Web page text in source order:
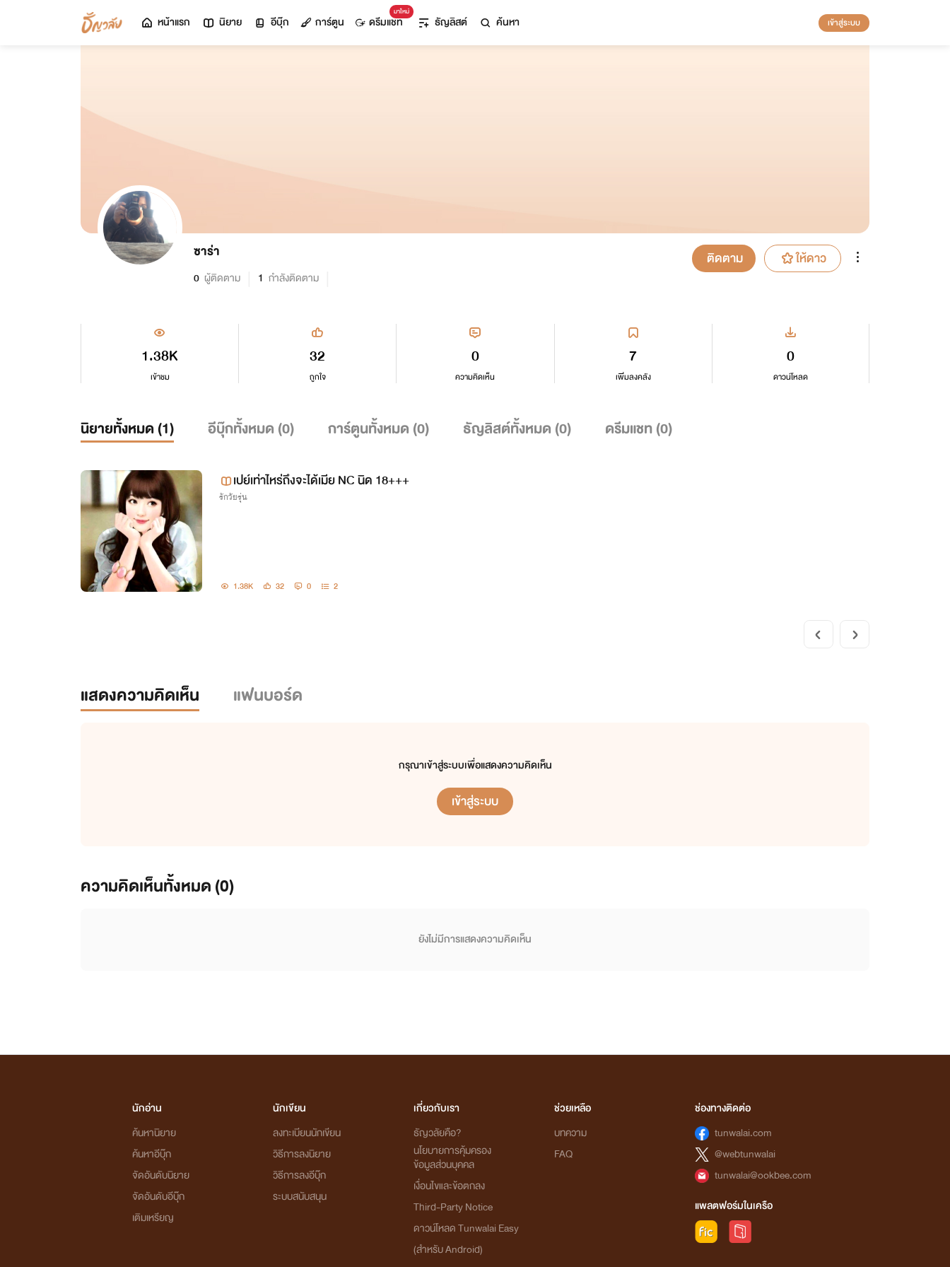
หน้าแรก นิยาย อีบุ๊ก การ์ตูน
มาใหม่
ดรีมแชท ธัญลิสต์ ค้นหา เข้าสู่ระบบ
ซาร่า
0 ผู้ติดตาม 1 กำลังติดตาม
ติดตาม ให้ดาว
1.38K
เข้าชม
7
เพิ่มลงคลัง
32
ถูกใจ
0
ดาวน์โหลด
0
ความคิดเห็น
นิยายทั้งหมด (1) อีบุ๊กทั้งหมด (0) การ์ตูนทั้งหมด (0) ธัญลิสต์ทั้งหมด (0) ดรีมแชท (0)
เปย์เท่าไหร่ถึงจะได้เมีย NC นิด 18+++
รักวัยรุ่น
1.38K 32 0 2
แสดงความคิดเห็น แฟนบอร์ด
กรุณาเข้าสู่ระบบเพื่อแสดงความคิดเห็น
เข้าสู่ระบบ
ความคิดเห็นทั้งหมด (0)
ยังไม่มีการแสดงความคิดเห็น
นักอ่าน
ค้นหานิยาย
ค้นหาอีบุ๊ก
จัดอันดับนิยาย
จัดอันดับอีบุ๊ก
เติมเหรียญ
นักเขียน
ลงทะเบียนนักเขียน
วิธีการลงนิยาย
วิธีการลงอีบุ๊ก
ระบบสนับสนุน
เกี่ยวกับเรา
ธัญวลัยคือ?
นโยบายการคุ้มครอง
ข้อมูลส่วนบุคคล
เงื่อนไขและข้อตกลง
Third-Party Notice
ดาวน์โหลด Tunwalai Easy
(สำหรับ Android)
ช่วยเหลือ
บทความ
FAQ
ช่องทางติดต่อ
tunwalai.com
@webtunwalai
tunwalai@ookbee.com
แพลตฟอร์มในเครือ